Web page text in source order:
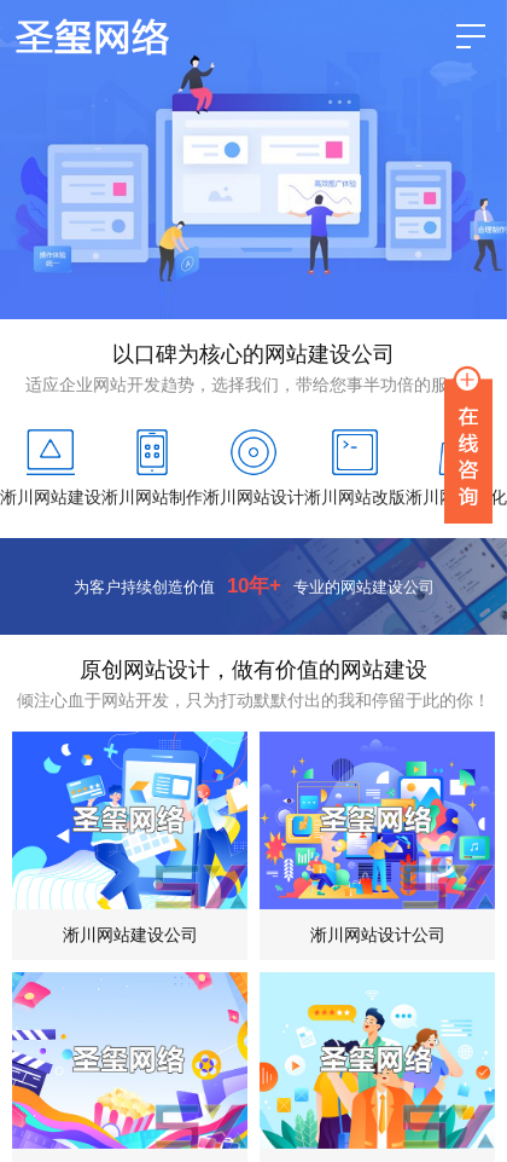
以口碑为核心的网站建设公司
适应企业网站开发趋势，选择我们，带给您事半功倍的服务！
淅川网站建设淅川网站制作淅川网站设计淅川网站改版淅川网站优化
为客户持续创造价值 10年+ 专业的网站建设公司
原创网站设计，做有价值的网站建设
倾注心血于网站开发，只为打动默默付出的我和停留于此的你！
淅川网站建设公司 淅川网站设计公司